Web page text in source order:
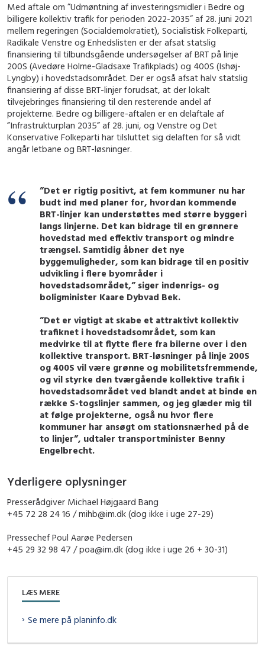
Med aftale om ”Udmøntning af investeringsmidler i Bedre og
billigere kollektiv trafik for perioden 2022-2035” af 28. juni 2021
mellem regeringen (Socialdemokratiet), Socialistisk Folkeparti,
Radikale Venstre og Enhedslisten er der afsat statslig
finansiering til tilbundsgående undersøgelser af BRT på linje
200S (Avedøre Holme-Gladsaxe Trafikplads) og 400S (Ishøj-
Lyngby) i hovedstadsområdet. Der er også afsat halv statslig
finansiering af disse BRT-linjer forudsat, at der lokalt
tilvejebringes finansiering til den resterende andel af
projekterne. Bedre og billigere-aftalen er en delaftale af
”Infrastrukturplan 2035” af 28. juni, og Venstre og Det
Konservative Folkeparti har tilsluttet sig delaften for så vidt
angår letbane og BRT-løsninger.
”Det er rigtig positivt, at fem kommuner nu har
budt ind med planer for, hvordan kommende
BRT-linjer kan understøttes med større byggeri
langs linjerne. Det kan bidrage til en grønnere
hovedstad med effektiv transport og mindre
trængsel. Samtidig åbner det nye
byggemuligheder, som kan bidrage til en positiv
udvikling i flere byområder i
hovedstadsområdet,” siger indenrigs- og
boligminister Kaare Dybvad Bek.
”Det er vigtigt at skabe et attraktivt kollektiv
trafiknet i hovedstadsområdet, som kan
medvirke til at flytte flere fra bilerne over i den
kollektive transport. BRT-løsninger på linje 200S
og 400S vil være grønne og mobilitetsfremmende,
og vil styrke den tværgående kollektive trafik i
hovedstadsområdet ved blandt andet at binde en
række S-togslinjer sammen, og jeg glæder mig til
at følge projekterne, også nu hvor flere
kommuner har ansøgt om stationsnærhed på de
to linjer”, udtaler transportminister Benny
Engelbrecht.
Yderligere oplysninger
Presserådgiver Michael Højgaard Bang
+45 72 28 24 16 / mihb@im.dk (dog ikke i uge 27-29)
Pressechef Poul Aarøe Pedersen
+45 29 32 98 47 / poa@im.dk (dog ikke i uge 26 + 30-31)
LÆS MERE
Se mere på planinfo.dk